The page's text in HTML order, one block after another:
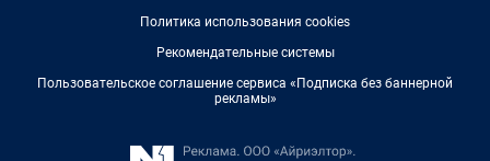
Политика использования cookies
Рекомендательные системы
Пользовательское соглашение сервиса «Подписка без баннерной
рекламы»